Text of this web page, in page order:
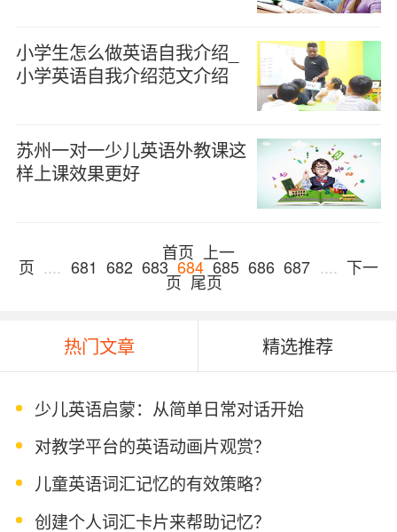
小学生怎么做英语自我介绍_
小学英语自我介绍范文介绍
苏州一对一少儿英语外教课这
样上课效果更好
首页 上一
页 .... 681 682 683 684 685 686 687 .... 下一
页 尾页
热门文章 精选推荐
少儿英语启蒙：从简单日常对话开始
对教学平台的英语动画片观赏？
儿童英语词汇记忆的有效策略？
创建个人词汇卡片来帮助记忆？